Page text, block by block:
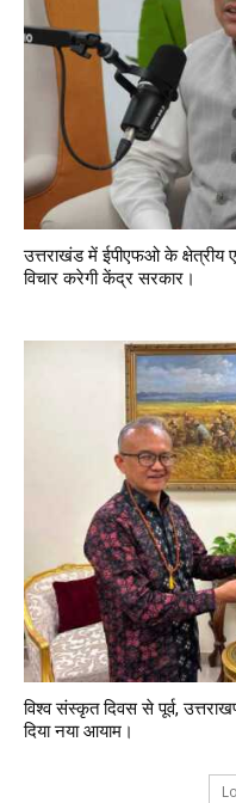
उत्तराखंड में ईपीएफओ के क्षेत्रीय
विचार करेगी केंद्र सरकार।
विश्व संस्कृत दिवस से पूर्व,
दिया नया आयाम।